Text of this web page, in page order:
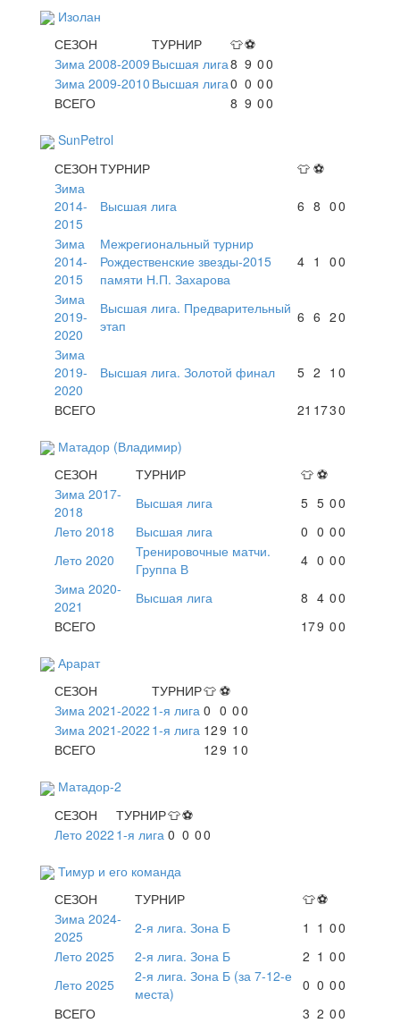
Изолан
СЕЗОН
ТУРНИР 👕⚽
Зима 2008-2009 Высшая лига8 9 00
Зима 2009-2010 Высшая лига0 0 00
ВСЕГО
8 9 00
SunPetrol
СЕЗОН ТУРНИР 👕 ⚽
Зима
2014-
2015
Высшая лига 6 8 00
Зима
2014-
2015
Межрегиональный турнир
Рождественские звезды-2015
памяти Н.П. Захарова
4 1 00
Зима
2019-
2020
Высшая лига. Предварительный
этап
6 6 20
Зима
2019-
2020
Высшая лига. Золотой финал 5 2 1 0
ВСЕГО 21 1730
Матадор (Владимир)
СЕЗОН
ТУРНИР 👕 ⚽
Зима 2017-
2018
Высшая лига 5 5 00
Лето 2018
Высшая лига 0 0 00
Лето 2020
Тренировочные матчи.
Группа В
4 0 00
Зима 2020-
2021
Высшая лига 8 4 00
ВСЕГО
179 00
Арарат
СЕЗОН
ТУРНИР👕 ⚽
Зима 2021-2022 1-я лига 0 0 00
Зима 2021-2022 1-я лига 129 1 0
ВСЕГО
129 1 0
Матадор-2
СЕЗОН
ТУРНИР👕⚽
Лето 2022 1-я лига 0 0 00
Тимур и его команда
СЕЗОН
ТУРНИР 👕⚽
Зима 2024-
2025
2-я лига. Зона Б 1 1 00
Лето 2025
2-я лига. Зона Б 2 1 00
Лето 2025
2-я лига. Зона Б (за 7-12-е
места)
0 0 00
ВСЕГО
3 2 00